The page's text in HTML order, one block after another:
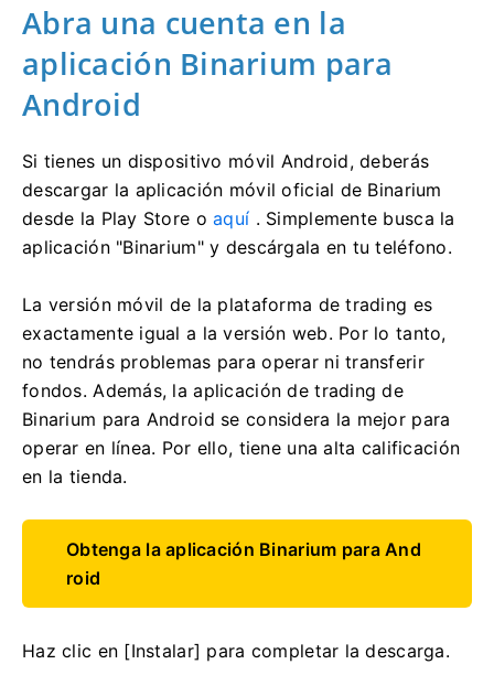
Abra una cuenta en la
aplicación Binarium para
Android
Si tienes un dispositivo móvil Android, deberás
descargar la aplicación móvil oficial de Binarium
desde la Play Store oaquí . Simplemente busca la
aplicación "Binarium" y descárgala en tu teléfono.
La versión móvil de la plataforma de trading es
exactamente igual a la versión web. Por lo tanto,
no tendrás problemas para operar ni transferir
fondos. Además, la aplicación de trading de
Binarium para Android se considera la mejor para
operar en línea. Por ello, tiene una alta calificación
en la tienda.
Obtenga la aplicación Binarium para And
roid
Haz clic en [Instalar] para completar la descarga.